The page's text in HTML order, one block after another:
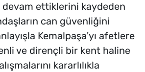
ettiklerini kaydeden
can güvenliğini
Kemalpaşa'yı afetlere
ve dirençli bir kent haline
kararlılıkla